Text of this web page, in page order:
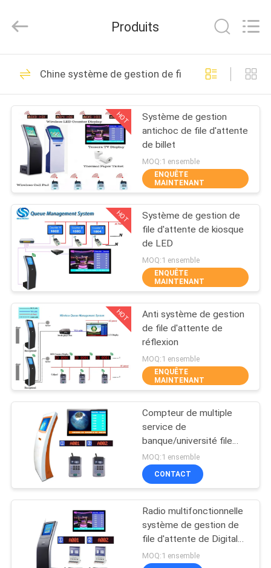
MAISON
PRODUITS
SUJET
DE
NOUS
VISITE
D'USINE
CONTRÔLE
DE
QUALITÉ
CONTACTEZ-
NOUS
NOUVELLES
DEMANDEZ
UNE
CITATION
Technology
Co.,Ltd.
Reserved.
Système de queue
électronique
52
Système de queue
de client
33
Système de queue
d'hôpital
système de gestion
de file d'attente
Produits
Chine système de gestion de file d'attente
HOT
Système de gestion
antichoc de file d'attente
de billet
MOQ:1 ensemble
ENQUÊTE
MAINTENANT
HOT
Système de gestion de
file d'attente de kiosque
de LED
MOQ:1 ensemble
ENQUÊTE
MAINTENANT
HOT
Anti système de gestion
de file d'attente de
réflexion
MOQ:1 ensemble
ENQUÊTE
MAINTENANT
Compteur de multiple
service de
banque/université file
d'attente de banque de
17 pouces étiquetant le
système de gestion
MOQ:1 ensemble
CONTACT
Radio multifonctionnelle
système de gestion de
file d'attente de Digital
de 17 pouces
MOQ:1 ensemble